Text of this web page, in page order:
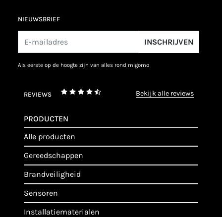
NIEUWSBRIEF
INSCHRIJVEN
als eerste op de hoogte zijn van alles rond migomo
REVIEWS bekijk alle reviews
PRODUCTEN
alle producten
gereedschappen
brandveiligheid
sensoren
installatiematerialen